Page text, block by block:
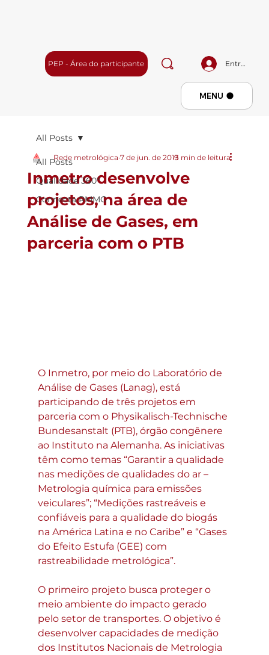
Entrar
PEP - Área do participante
Menu
MENU
All Posts
Qualidade 360º
Connecta RMMG
All Posts
Inmetro desenvolve
projetos, na área de
Análise de Gases, em
parceria com o PTB
Rede metrológica 7 de jun. de 20193 min de leitura
O Inmetro, por meio do Laboratório de
Análise de Gases (Lanag), está
participando de três projetos em
parceria com o Physikalisch-Technische
Bundesanstalt (PTB), órgão congênere
ao Instituto na Alemanha. As iniciativas
têm como temas “Garantir a qualidade
nas medições de qualidades do ar –
Metrologia química para emissões
veiculares”; “Medições rastreáveis e
confiáveis para a qualidade do biogás
na América Latina e no Caribe” e “Gases
do Efeito Estufa (GEE) com
rastreabilidade metrológica”.
O primeiro projeto busca proteger o
meio ambiente do impacto gerado
pelo setor de transportes. O objetivo é
desenvolver capacidades de medição
dos Institutos Nacionais de Metrologia